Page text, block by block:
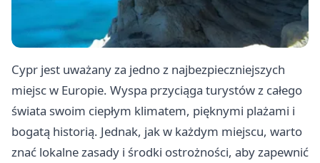
Cypr jest uważany za jedno z najbezpieczniejszych
miejsc w Europie. Wyspa przyciąga turystów z całego
świata swoim ciepłym klimatem, pięknymi plażami i
bogatą historią. Jednak, jak w każdym miejscu, warto
znać lokalne zasady i środki ostrożności, aby zapewnić